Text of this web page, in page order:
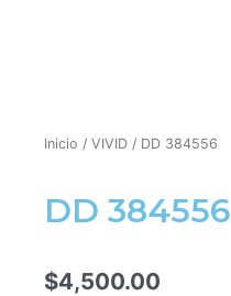
Inicio / VIVID / DD 384556
DD 384556
$4,500.00